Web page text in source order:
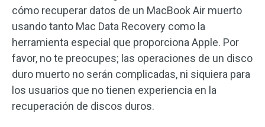
cómo recuperar datos de un MacBook Air muerto
usando tanto Mac Data Recovery como la
herramienta especial que proporciona Apple. Por
favor, no te preocupes; las operaciones de un disco
duro muerto no serán complicadas, ni siquiera para
los usuarios que no tienen experiencia en la
recuperación de discos duros.